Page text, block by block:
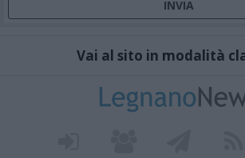
Vai al sito in modalità